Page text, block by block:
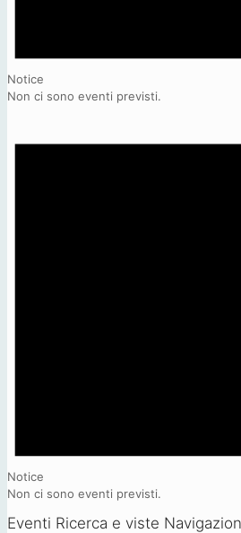
Notice
Non ci sono eventi previsti.
Notice
Non ci sono eventi previsti.
Eventi Ricerca e viste